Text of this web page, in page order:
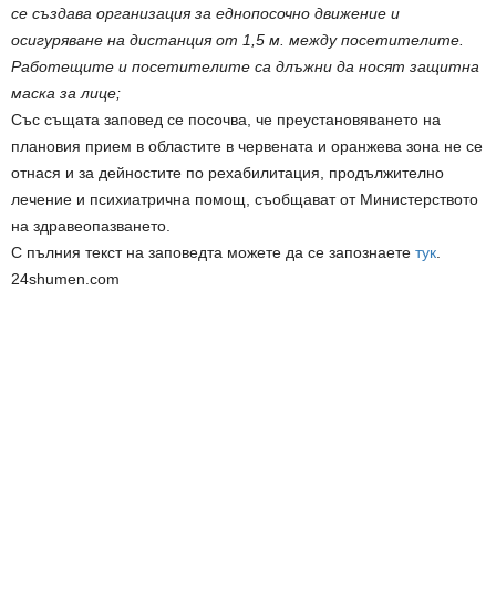
се създава организация за еднопосочно движение и
осигуряване на дистанция от 1,5 м. между посетителите.
Работещите и посетителите са длъжни да носят защитна
маска за лице;
Със същата заповед се посочва, че преустановяването на
плановия прием в областите в червената и оранжева зона не се
отнася и за дейностите по рехабилитация, продължително
лечение и психиатрична помощ, съобщават от Министерството
на здравеопазването.
С пълния текст на заповедта можете да се запознаете тук
24shumen.com